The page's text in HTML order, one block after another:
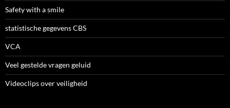
Safety with a smile
statistische gegevens CBS
VCA
Veel gestelde vragen geluid
Videoclips over veiligheid